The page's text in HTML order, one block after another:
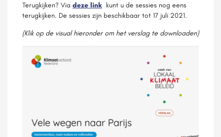
Terugkijken? Via deze link kunt u de sessies nog eens
terugkijken. De sessies zijn beschikbaar tot 17 juli 2021.
(Klik op de visual hieronder om het verslag te downloaden)